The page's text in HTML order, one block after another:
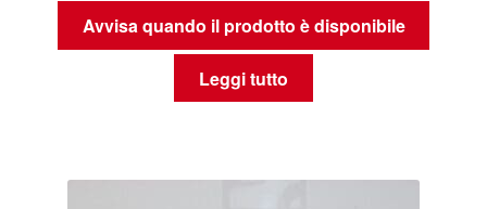
Avvisa quando il prodotto è disponibile
Leggi tutto